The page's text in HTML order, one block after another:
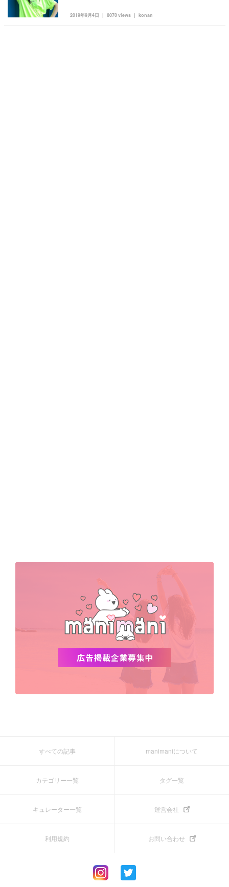
2019年9月4日 konan
8070 views
すべての記事 manimaniについて
カテゴリー一覧 タグ一覧
キュレーター一覧 運営会社
利用規約 お問い合わせ